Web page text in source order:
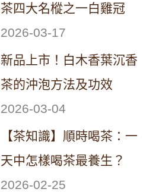
茶四大名樅之一白雞冠
2026-03-17
新品上市！白木香葉沉香
茶的沖泡方法及功效
2026-03-04
【茶知識】順時喝茶：一
天中怎樣喝茶最養生？
2026-02-25